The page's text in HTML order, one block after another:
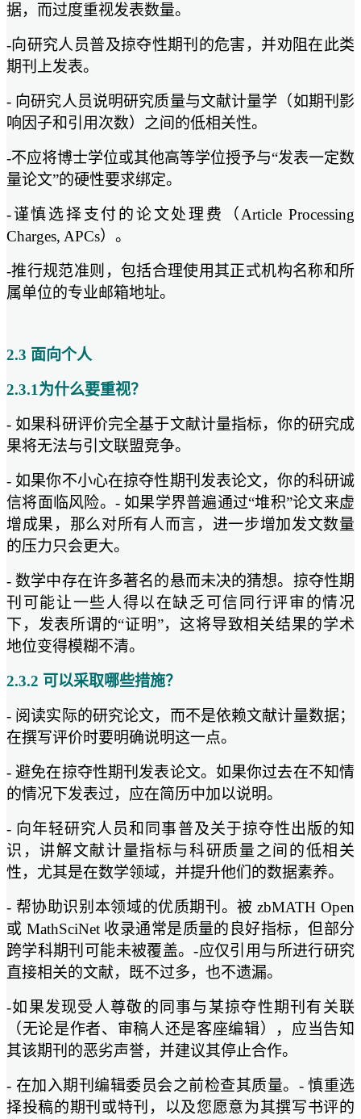
据，而过度重视发表数量。
-向研究人员普及掠夺性期刊的危害，并劝阻在此类
期刊上发表。
- 向研究人员说明研究质量与文献计量学（如期刊影
响因子和引用次数）之间的低相关性。
-不应将博士学位或其他高等学位授予与“发表一定数
量论文”的硬性要求绑定。
-谨慎选择支付的论文处理费（Article Processing
Charges, APCs）。
-推行规范准则，包括合理使用其正式机构名称和所
属单位的专业邮箱地址。
2.3 面向个人
2.3.1为什么要重视？
- 如果科研评价完全基于文献计量指标，你的研究成
果将无法与引文联盟竞争。
- 如果你不小心在掠夺性期刊发表论文，你的科研诚
信将面临风险。- 如果学界普遍通过“堆积”论文来虚
增成果，那么对所有人而言，进一步增加发文数量
的压力只会更大。
- 数学中存在许多著名的悬而未决的猜想。掠夺性期
刊可能让一些人得以在缺乏可信同行评审的情况
下，发表所谓的“证明”，这将导致相关结果的学术
地位变得模糊不清。
2.3.2 可以采取哪些措施？
- 阅读实际的研究论文，而不是依赖文献计量数据；
在撰写评价时要明确说明这一点。
- 避免在掠夺性期刊发表论文。如果你过去在不知情
的情况下发表过，应在简历中加以说明。
- 向年轻研究人员和同事普及关于掠夺性出版的知
识，讲解文献计量指标与科研质量之间的低相关
性，尤其是在数学领域，并提升他们的数据素养。
- 帮协助识别本领域的优质期刊。被 zbMATH Open
或 MathSciNet 收录通常是质量的良好指标，但部分
跨学科期刊可能未被覆盖。-应仅引用与所进行研究
直接相关的文献，既不过多，也不遗漏。
-如果发现受人尊敬的同事与某掠夺性期刊有关联
（无论是作者、审稿人还是客座编辑），应当告知
其该期刊的恶劣声誉，并建议其停止合作。
- 在加入期刊编辑委员会之前检查其质量。- 慎重选
择投稿的期刊或特刊，以及您愿意为其撰写书评的